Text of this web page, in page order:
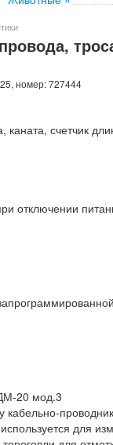
номер: 727444
каната, счетчик
отключении
20 мод.3
для